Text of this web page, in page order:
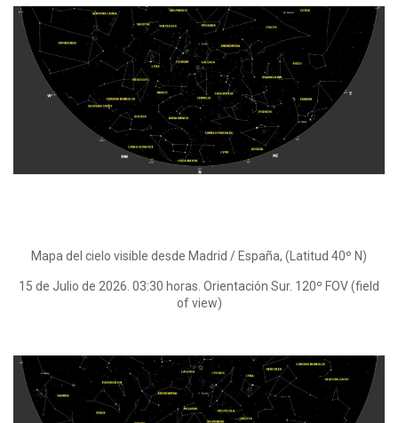
Mapa del cielo visible desde Madrid / España, (Latitud 40º N)
15 de Julio de 2026. 03:30 horas. Orientación Sur. 120º FOV (field
of view)